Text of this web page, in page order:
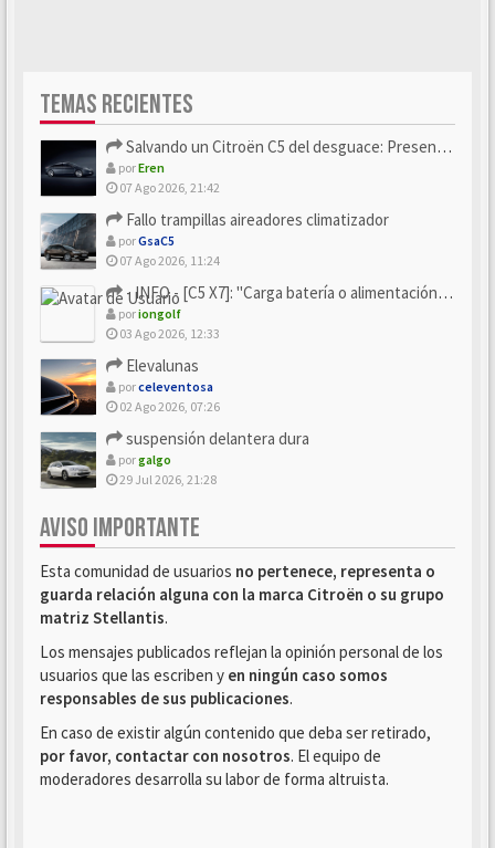
TEMAS RECIENTES
Salvando un Citroën C5 del desguace: Presentación y seguimiento
porEren
07 Ago 2026, 21:42
Fallo trampillas aireadores climatizador
porGsaC5
07 Ago 2026, 11:24
- INFO - [C5 X7]: "Carga batería o alimentación eléctri...
poriongolf
03 Ago 2026, 12:33
Elevalunas
porceleventosa
02 Ago 2026, 07:26
suspensión delantera dura
porgalgo
29 Jul 2026, 21:28
AVISO IMPORTANTE
Esta comunidad de usuarios no pertenece, representa o
guarda relación alguna con la marca Citroën o su grupo
matriz Stellantis.
Los mensajes publicados reflejan la opinión personal de los
usuarios que las escriben y en ningún caso somos
responsables de sus publicaciones.
En caso de existir algún contenido que deba ser retirado,
por favor, contactar con nosotros. El equipo de
moderadores desarrolla su labor de forma altruista.